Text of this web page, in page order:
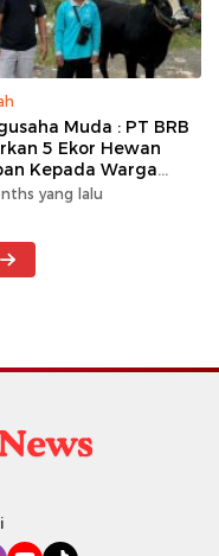
Muda : PT BRB
5 Ekor Hewan
Kepada Warga
Wilayah
yang lalu